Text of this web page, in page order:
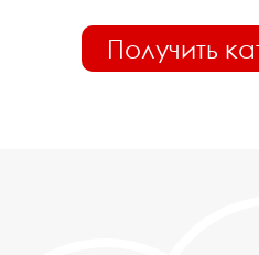
Получить